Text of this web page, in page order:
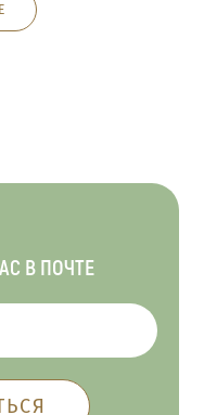
В ПОЧТЕ